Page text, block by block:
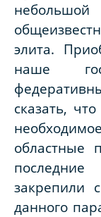
элита.
наше
сказать,
областные
последние
закрепили
данного